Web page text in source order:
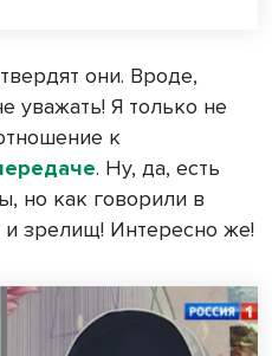
они. Вроде,
уважать! Я только не
к
. Ну, да, есть
но как говорили в
зрелищ! Интересно же!